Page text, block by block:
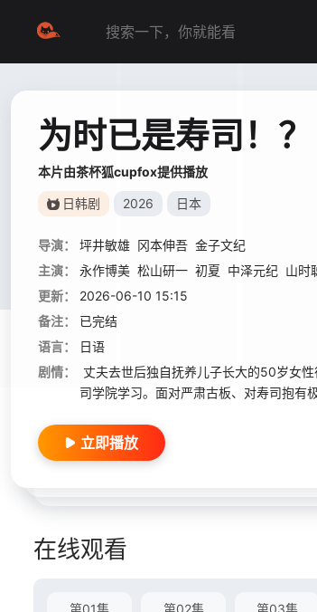
为时已是寿司！？
本片由茶杯狐cupfox提供播放
日韩剧 2026 日本
导演： 坪井敏雄 冈本伸吾 金子文纪
主演：
永作博美 松山研一 初夏 中泽元纪 山时
更新：
2026-06-10 15:15
备注：
已完结
语言：
日语
剧情：
丈夫去世后独自抚养儿子长大的50岁女
司学院学习。面对严肃古板、对寿司抱有
立即播放
在线观看
第01集 第02集 第03集